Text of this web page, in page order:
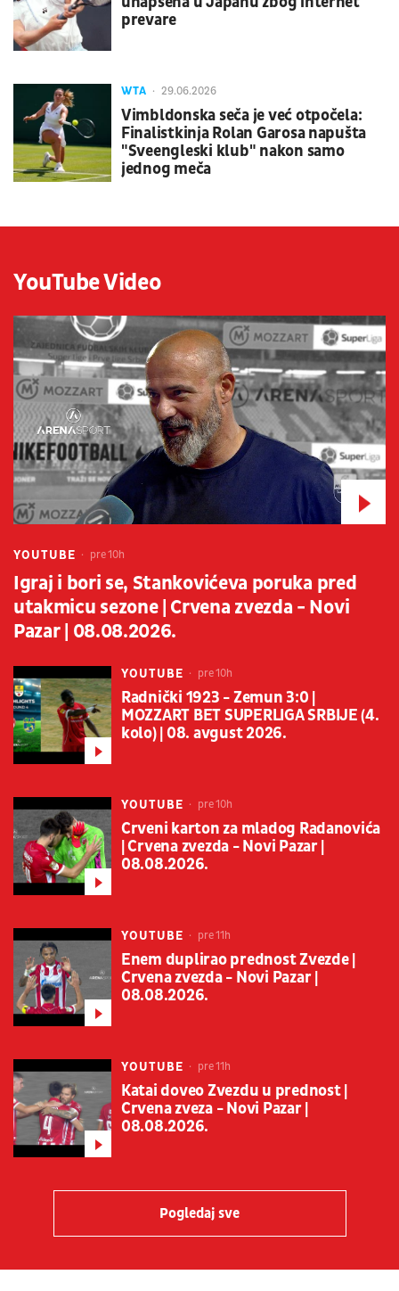
prevare
WTA 29.06.2026
Vimbldonska seča je već otpočela:
Finalistkinja Rolan Garosa napušta
"Sveengleski klub" nakon samo
jednog meča
YouTube Video
YOUTUBE pre 10h
Igraj i bori se, Stankovićeva poruka pred
utakmicu sezone | Crvena zvezda - Novi
Pazar | 08.08.2026.
YOUTUBE pre 10h
Radnički 1923 - Zemun 3:0 |
MOZZART BET SUPERLIGA SRBIJE (4.
kolo) | 08. avgust 2026.
YOUTUBE pre 10h
Crveni karton za mladog Radanovića
| Crvena zvezda - Novi Pazar |
08.08.2026.
YOUTUBE pre 11h
Enem duplirao prednost Zvezde |
Crvena zvezda - Novi Pazar |
08.08.2026.
YOUTUBE pre 11h
Katai doveo Zvezdu u prednost |
Crvena zveza - Novi Pazar |
08.08.2026.
Pogledaj sve